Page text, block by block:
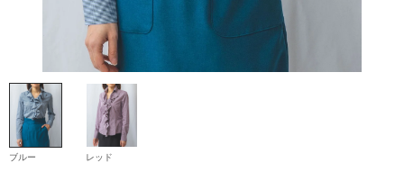
ブルー レッド